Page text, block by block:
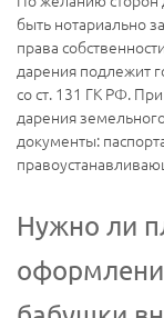
быть нотариально
права
дарения подлежит
со ст. 131 ГК РФ.
дарения
документы:
Нужно ли